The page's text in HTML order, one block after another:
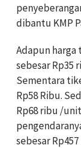
dibantu KMP
Adapun
sebesar Rp35
Sementara
Rp58 Ribu.
Rp68 ribu /
sebesar